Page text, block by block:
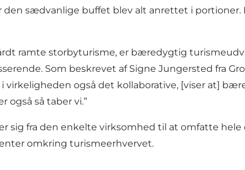
sædvanlige buffet blev alt anrettet i
ramte storbyturisme, er bæredygtig
Som beskrevet af Signe Jungersted fra
også det kollaborative, [viser at]
også så taber vi.”
fra den enkelte virksomhed til at omfatte
omkring turismeerhvervet.